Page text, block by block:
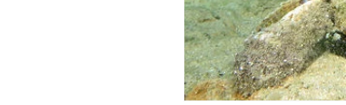
Tortola St. Lucia